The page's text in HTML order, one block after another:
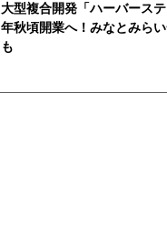
大型複合開発「ハーバース
年秋頃開業へ！みなとみら
も